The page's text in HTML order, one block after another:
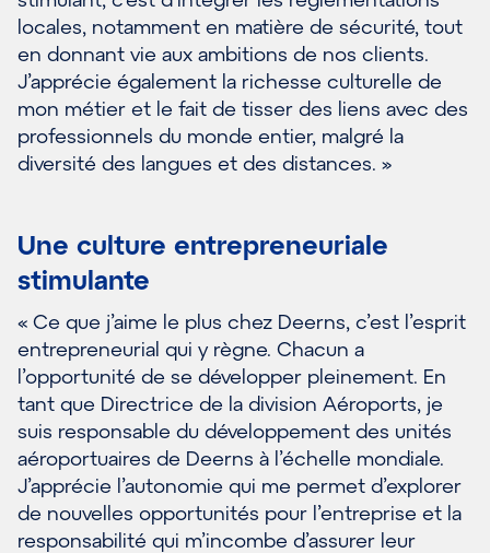
locales, notamment en matière de sécurité, tout
en donnant vie aux ambitions de nos clients.
J’apprécie également la richesse culturelle de
mon métier et le fait de tisser des liens avec des
professionnels du monde entier, malgré la
diversité des langues et des distances. »
Une culture entrepreneuriale
stimulante
« Ce que j’aime le plus chez Deerns, c’est l’esprit
entrepreneurial qui y règne. Chacun a
l’opportunité de se développer pleinement. En
tant que Directrice de la division Aéroports, je
suis responsable du développement des unités
aéroportuaires de Deerns à l’échelle mondiale.
J’apprécie l’autonomie qui me permet d’explorer
de nouvelles opportunités pour l’entreprise et la
responsabilité qui m’incombe d’assurer leur